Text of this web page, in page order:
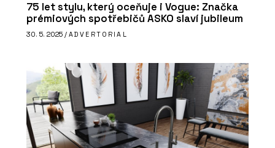
PRODUKTY
Minerální izolační deska Multipor -
Xella
75 let stylu, který oceňuje i Vogue: Značka
prémiových spotřebičů ASKO slaví jubileum
30. 5. 2025 / ADVERTORIAL